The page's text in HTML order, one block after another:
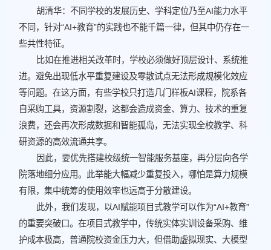
胡清华：不同学校的发展历史、学科定位乃至AI能力水平
不同，针对“AI+教育”的实践也不能千篇一律，但其中仍存在一
些共性特征。
比如在推进相关改革时，学校必须做好顶层设计、系统推
进。避免出现低水平重复建设及零散试点无法形成规模化效应
等问题。在这方面，有些学校只打造几门样板AI课程，院系各
自采购工具，资源割裂，这都会造成资金、算力、技术的重复
浪费，还会再次形成数据和智能孤岛，无法实现全校教学、科
研资源的高效流通共享。
因此，要优先搭建校级统一智能服务基座，再分层向各学
院落地细分应用。此举能大幅减少重复投入，哪怕是算力规模
有限，集中统筹的使用效率也远高于分散建设。
此外，我们发现，以AI赋能项目式教学可以作为“AI+教育”
的重要突破口。在项目式教学中，传统实体实训设备采购、维
护成本极高，普通院校资金压力大，但借助虚拟现实、大模型